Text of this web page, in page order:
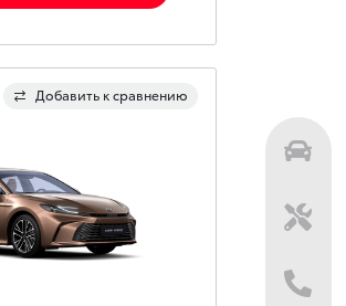
Добавить к сравнению